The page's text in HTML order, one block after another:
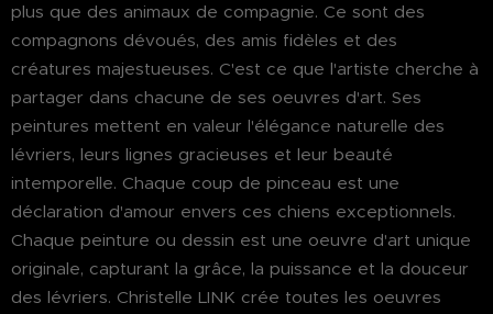
plus que des animaux de compagnie. Ce sont des
compagnons dévoués, des amis fidèles et des
créatures majestueuses. C'est ce que l'artiste cherche à
partager dans chacune de ses oeuvres d'art. Ses
peintures mettent en valeur l'élégance naturelle des
lévriers, leurs lignes gracieuses et leur beauté
intemporelle. Chaque coup de pinceau est une
déclaration d'amour envers ces chiens exceptionnels.
Chaque peinture ou dessin est une oeuvre d'art unique
originale, capturant la grâce, la puissance et la douceur
des lévriers. Christelle LINK crée toutes les oeuvres